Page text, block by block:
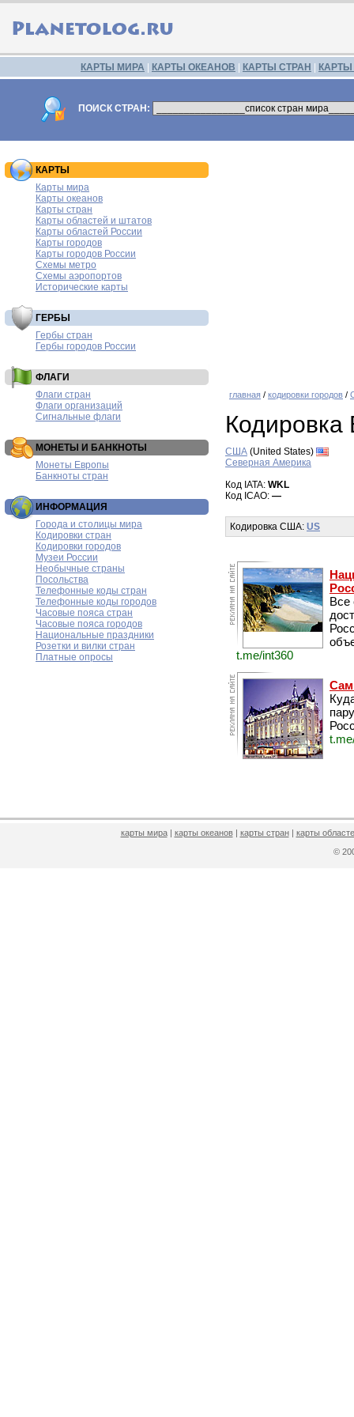
КАРТЫ МИРА КАРТЫ ОКЕАНОВ КАРТЫ СТРАН
ПОИСК СТРАН:
КАРТЫ
Карты мира
Карты океанов
Карты стран
Карты областей и штатов
Карты областей России
Карты городов
Карты городов России
Схемы метро
Схемы аэропортов
Исторические карты
ГЕРБЫ
Гербы стран
Гербы городов России
ФЛАГИ
Флаги стран
Флаги организаций
Сигнальные флаги
МОНЕТЫ И БАНКНОТЫ
Монеты Европы
Банкноты стран
ИНФОРМАЦИЯ
Города и столицы мира
Кодировки стран
Кодировки городов
Музеи России
Необычные страны
Посольства
Телефонные коды стран
Телефонные коды городов
Часовые пояса стран
Часовые пояса городов
Национальные праздники
Розетки и вилки стран
Платные опросы
главная / кодировки городов /
Кодировка
США (United States)
Северная Америка
Код IATA: WKL
Код ICAO: —
Кодировка США: US
Все
t.me/int360
карты мира| карты океанов| карты стран| карты
©